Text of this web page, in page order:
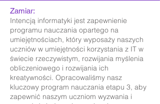
Zamiar:
Intencją informatyki jest zapewnienie
programu nauczania opartego na
umiejętnościach, który wyposaży naszych
uczniów w umiejętności korzystania z IT w
świecie rzeczywistym, rozwijania myślenia
obliczeniowego i rozwijania ich
kreatywności. Opracowaliśmy nasz
kluczowy program nauczania etapu 3, aby
zapewnić naszym uczniom wyzwania i